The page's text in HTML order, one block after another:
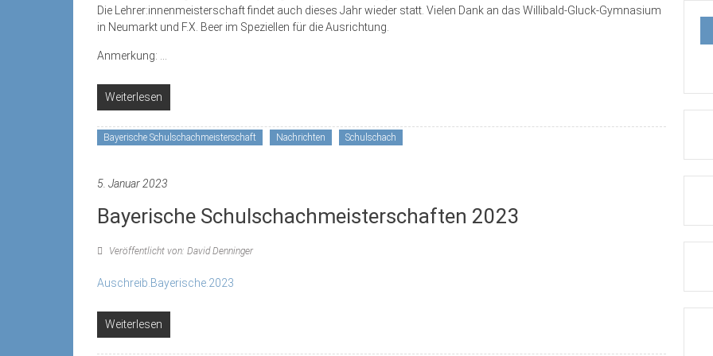
Die Lehrer:innenmeisterschaft findet auch dieses Jahr wieder statt. Vielen Dank an das Willibald-Gluck-Gymnasium
in Neumarkt und F.X. Beer im Speziellen für die Ausrichtung.
Anmerkung:
Weiterlesen
Bayerische Schulschachmeisterschaft Nachrichten Schulschach
5. Januar 2023
Bayerische Schulschachmeisterschaften 2023
Veröffentlicht von: David Denninger
Auschreib.Bayerische.2023
Weiterlesen